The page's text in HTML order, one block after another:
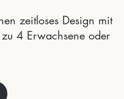
zeitloses Design mit
4 Erwachsene oder